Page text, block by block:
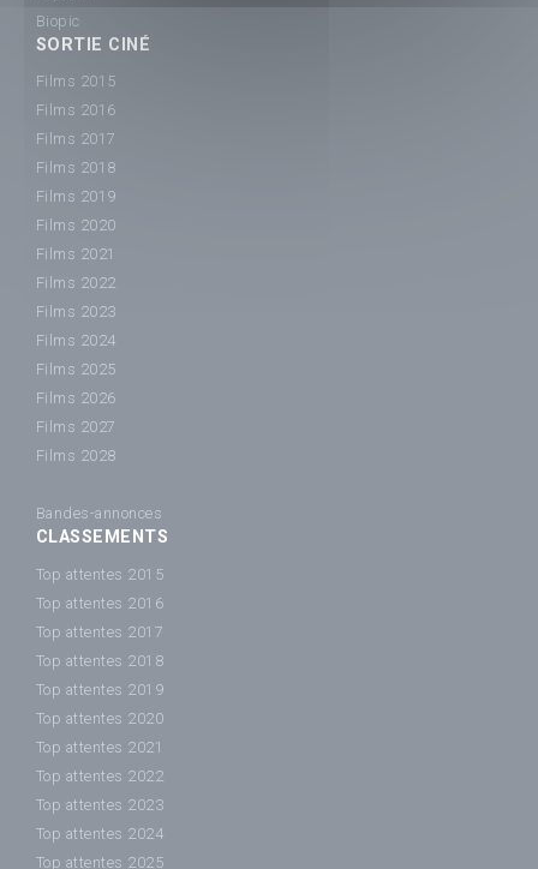
Biopic
SORTIE CINÉ
Films 2015
Films 2016
Films 2017
Films 2018
Films 2019
Films 2020
Films 2021
Films 2022
Films 2023
Films 2024
Films 2025
Films 2026
Films 2027
Films 2028
Bandes-annonces
CLASSEMENTS
Top attentes 2015
Top attentes 2016
Top attentes 2017
Top attentes 2018
Top attentes 2019
Top attentes 2020
Top attentes 2021
Top attentes 2022
Top attentes 2023
Top attentes 2024
Top attentes 2025